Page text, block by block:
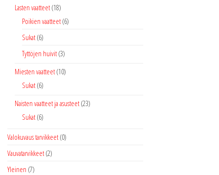
Lasten vaatteet (18)
Poikien vaatteet (6)
Sukat (6)
Tyttöjen huivit (3)
Miesten vaatteet (10)
Sukat (6)
Naisten vaatteet ja asusteet (23)
Sukat (6)
Valokuvaus tarvikkeet (0)
Vauvatarvikkeet (2)
Yleinen (7)